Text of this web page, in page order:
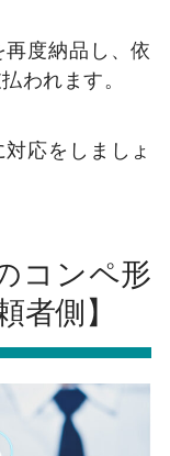
度納品し、依
われます。
応をしましょ
コンペ形
側】